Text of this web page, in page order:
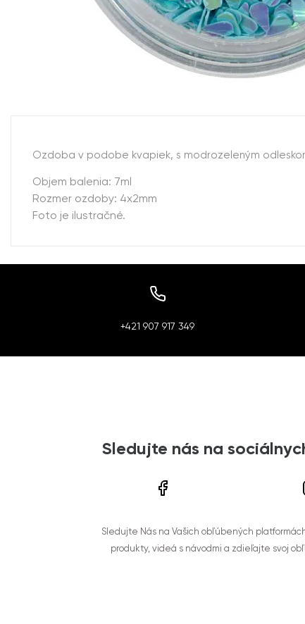
Ozdoba v podobe kvapiek, s modrozeleným
Objem balenia: 7ml
Rozmer ozdoby: 4x2mm
Foto je ilustračné.
+421 907 917 349
Sledujte nás na
Sledujte Nás na Vašich obľúbených
produkty, videá s návodmi a zdieľajte svoj